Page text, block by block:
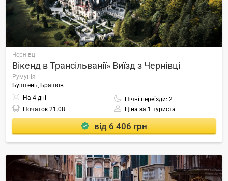
Чернівці
Вікенд в Трансільванії» Виїзд з Чернівці
Румунія
Буштень, Брашов
На 4 дні
Нічні переїзди: 2
Початок 21.08 Ціна за 1 туриста
від 6 406 грн